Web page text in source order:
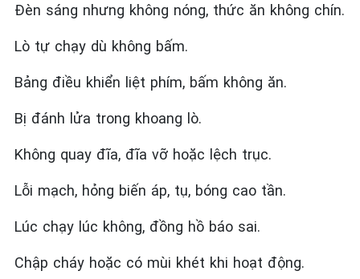
Đèn sáng nhưng không nóng, thức ăn không chín.
Lò tự chạy dù không bấm.
Bảng điều khiển liệt phím, bấm không ăn.
Bị đánh lửa trong khoang lò.
Không quay đĩa, đĩa vỡ hoặc lệch trục.
Lỗi mạch, hỏng biến áp, tụ, bóng cao tần.
Lúc chạy lúc không, đồng hồ báo sai.
Chập cháy hoặc có mùi khét khi hoạt động.